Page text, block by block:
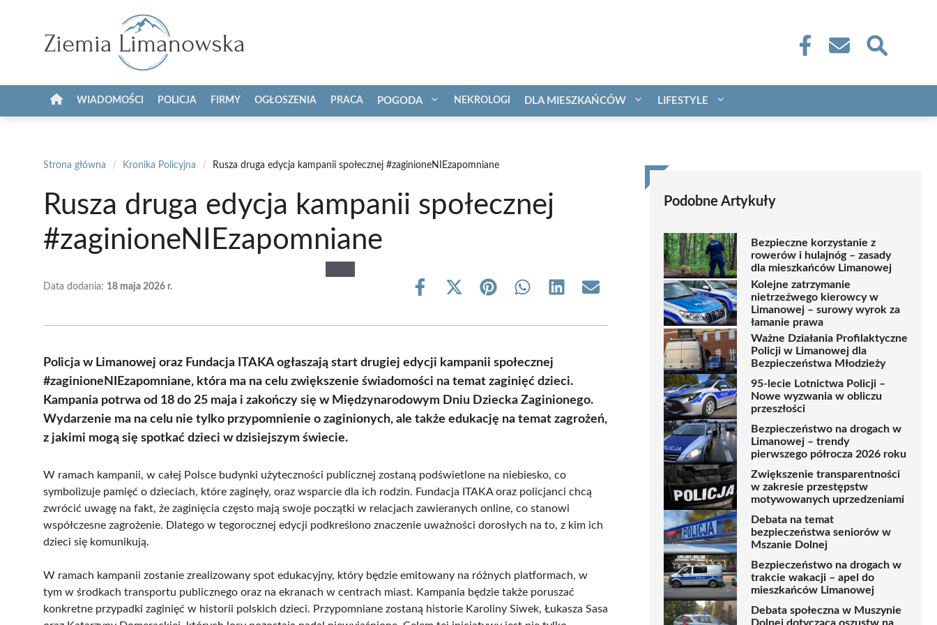
WIADOMOŚCI POLICJA FIRMY OGŁOSZENIA PRACA POGODA NEKROLOGI DLA MIESZKAŃCÓW LIFESTYLE
Strona główna / Kronika Policyjna / Rusza druga edycja kampanii społecznej #zaginioneNIEzapomniane
Rusza druga edycja kampanii społecznej
#zaginioneNIEzapomniane
Data dodania: 18 maja 2026 r.
Share
Share
(Twitter)
Share Share Share Share
Policja w Limanowej oraz Fundacja ITAKA ogłaszają start drugiej edycji kampanii społecznej
#zaginioneNIEzapomniane, która ma na celu zwiększenie świadomości na temat zaginięć dzieci.
Kampania potrwa od 18 do 25 maja i zakończy się w Międzynarodowym Dniu Dziecka Zaginionego.
Wydarzenie ma na celu nie tylko przypomnienie o zaginionych, ale także edukację na temat zagrożeń,
z jakimi mogą się spotkać dzieci w dzisiejszym świecie.
W ramach kampanii, w całej Polsce budynki użyteczności publicznej zostaną podświetlone na niebiesko, co
symbolizuje pamięć o dzieciach, które zaginęły, oraz wsparcie dla ich rodzin. Fundacja ITAKA oraz policjanci chcą
zwrócić uwagę na fakt, że zaginięcia często mają swoje początki w relacjach zawieranych online, co stanowi
współczesne zagrożenie. Dlatego w tegorocznej edycji podkreślono znaczenie uważności dorosłych na to, z kim ich
dzieci się komunikują.
W ramach kampanii zostanie zrealizowany spot edukacyjny, który będzie emitowany na różnych platformach, w
tym w środkach transportu publicznego oraz na ekranach w centrach miast. Kampania będzie także poruszać
konkretne przypadki zaginięć w historii polskich dzieci. Przypomniane zostaną historie Karoliny Siwek, Łukasza Sasa
Podobne Artykuły
Bezpieczne korzystanie z
rowerów i hulajnóg – zasady
dla mieszkańców Limanowej
Kolejne zatrzymanie
nietrzeźwego kierowcy w
Limanowej – surowy wyrok za
łamanie prawa
Ważne Działania Profilaktyczne
Policji w Limanowej dla
Bezpieczeństwa Młodzieży
95-lecie Lotnictwa Policji –
Nowe wyzwania w obliczu
przeszłości
Bezpieczeństwo na drogach w
Limanowej – trendy
pierwszego półrocza 2026 roku
Zwiększenie transparentności
w zakresie przestępstw
motywowanych uprzedzeniami
Debata na temat
bezpieczeństwa seniorów w
Mszanie Dolnej
Bezpieczeństwo na drogach w
trakcie wakacji – apel do
mieszkańców Limanowej
Debata społeczna w Muszynie